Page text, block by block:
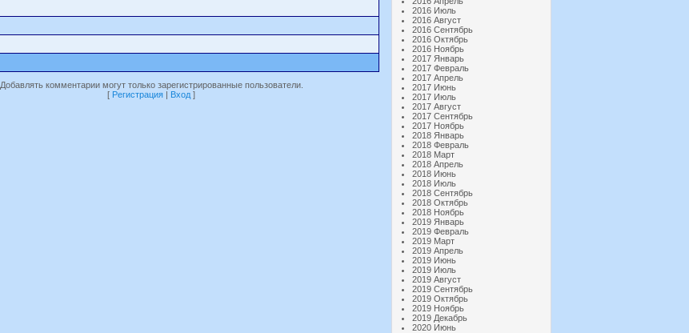
2016 Июль
2016 Август
2016 Сентябрь
2016 Октябрь
2016 Ноябрь
2017 Январь
2017 Февраль
2017 Апрель
2017 Июнь
2017 Июль
2017 Август
2017 Сентябрь
2017 Ноябрь
2018 Январь
2018 Февраль
2018 Март
2018 Апрель
2018 Июнь
2018 Июль
2018 Сентябрь
2018 Октябрь
2018 Ноябрь
2019 Январь
2019 Февраль
2019 Март
2019 Апрель
2019 Июнь
2019 Июль
2019 Август
2019 Сентябрь
2019 Октябрь
2019 Ноябрь
2019 Декабрь
2020 Июнь
Добавлять комментарии могут только зарегистрированные пользователи.
[ Регистрация | Вход ]